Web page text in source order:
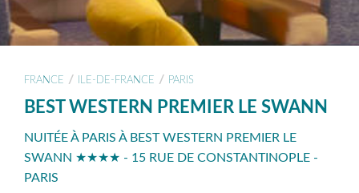
FRANCE / ILE-DE-FRANCE / PARIS
BEST WESTERN PREMIER LE SWANN
NUITÉE À PARIS À BEST WESTERN PREMIER LE
SWANN ★★★★ - 15 RUE DE CONSTANTINOPLE -
PARIS